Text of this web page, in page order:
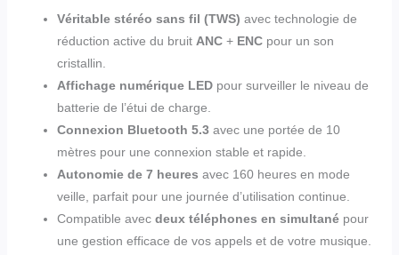
Véritable stéréo sans fil (TWS) avec technologie de
réduction active du bruit ANC+ ENCpour un son
cristallin.
Affichage numérique LEDpour surveiller le niveau de
batterie de l’étui de charge.
Connexion Bluetooth 5.3avec une portée de 10
mètres pour une connexion stable et rapide.
Autonomie de 7 heures avec 160 heures en mode
veille, parfait pour une journée d’utilisation continue.
Compatible avec deux téléphones en simultanépour
une gestion efficace de vos appels et de votre musique.